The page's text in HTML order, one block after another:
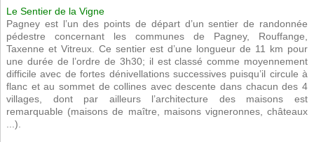
Le Sentier de la Vigne
Pagney est l’un des points de départ d’un sentier de randonnée
pédestre concernant les communes de Pagney, Rouffange,
Taxenne et Vitreux. Ce sentier est d’une longueur de 11 km pour
une durée de l’ordre de 3h30; il est classé comme moyennement
difficile avec de fortes dénivellations successives puisqu’il circule à
flanc et au sommet de collines avec descente dans chacun des 4
villages, dont par ailleurs l’architecture des maisons est
remarquable (maisons de maître, maisons vigneronnes, châteaux
...).